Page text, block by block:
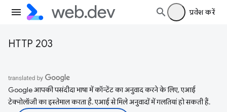
प्रवेश करें
HTTP 203
Google आपकी पसंदीदा भाषा में कॉन्टेंट का अनुवाद करने के लिए, एआई
टेक्नोलॉजी का इस्तेमाल करता है. एआई से मिले अनुवादों में गलतियां हो सकती हैं.